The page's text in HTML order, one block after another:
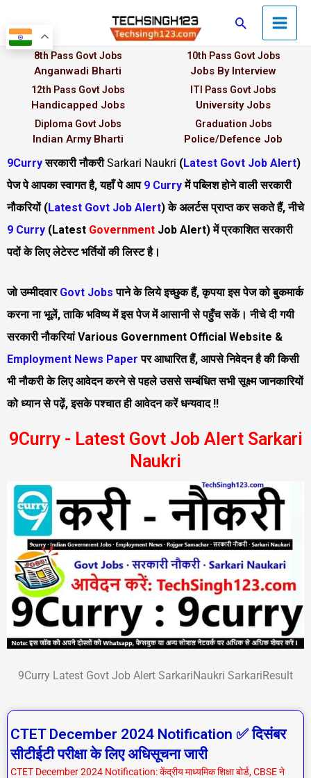
to
content
SearchMain
Menu
8th Pass Govt Jobs
Anganwadi Bharti
10th Pass Govt Jobs
Jobs By Interview
12th Pass Govt Jobs
Handicapped Jobs
ITI Pass Govt Jobs
University Jobs
Diploma Govt Jobs
Indian Army Bharti
Graduation Jobs
Police/Defence Job
9Curryसरकारी नौकरीSarkari Naukri (Latest Govt Job Alert)
पेज पे आपका स्वागत है, यहाँ पे आप 9 Curryमें पब्लिश होने वाली सरकारी
नौकरियों (Latest Govt Job Alert) के अलर्टस प्राप्त कर सकते हैं, नीचे
9 Curry (Latest Government Job Alert)में प्रकाशित सरकारी
पदों के लिए लेटेस्ट भर्तियों की लिस्ट है।
जो उम्मीदवार Govt Jobs पाने के लिये इच्छुक हैं, कृपया इस पेज को बुकमार्क
करना ना भूलें, ताकि भविष्य में इस पेज में आसानी से पहुँच सकें। नीचे दी गयी
सरकारी नौकरियां Various Government Official Website &
Employment News Paper पर आधारित हैं, आपसे निवेदन है की किसी
भी नौकरी के लिए आवेदन करने से पहले उससे सम्बंधित सभी सूक्ष्म जानकारियों
को ध्यान से पढ़ें, इसके पश्चात ही आवेदन करें धन्यवाद !!
9Curry - Latest Govt Job Alert Sarkari
Naukri
9Curry Latest Govt Job Alert SarkariNaukri SarkariResult
CTET December 2024 Notification ✅ दिसंबर
सीटीईटी परीक्षा के लिए अधिसूचना जारी
CTET December 2024 Notification: केंद्रीय माध्यमिक शिक्षा बोर्ड, CBSE ने
a
a
g
a
a
g
a
g
a
g
a
g